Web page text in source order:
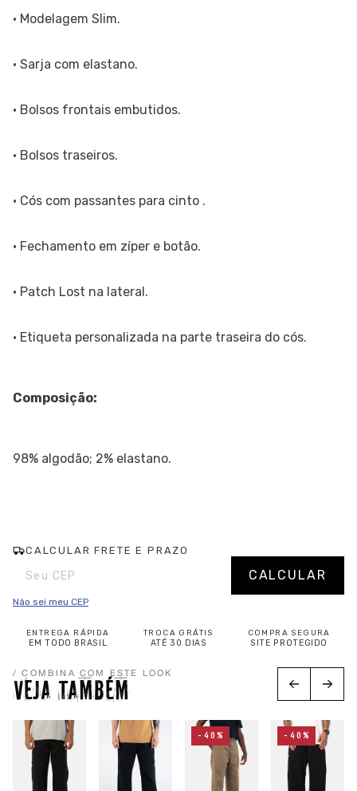
· Modelagem Slim.
· Sarja com elastano.
· Bolsos frontais embutidos.
· Bolsos traseiros.
· Cós com passantes para cinto .
· Fechamento em zíper e botão.
· Patch Lost na lateral.
· Etiqueta personalizada na parte traseira do cós.
Composição:
98% algodão; 2% elastano.
CALCULAR FRETE E PRAZO
Entregas para o CEP: Alterar CEP
CALCULAR
Não sei meu CEP
ENTREGA RÁPIDA
EM TODO BRASIL
TROCA GRÁTIS
ATÉ 30 DIAS
COMPRA SEGURA
SITE PROTEGIDO
/ COMBINA COM ESTE LOOK
VEJA TAMBÉM
-40% -40%